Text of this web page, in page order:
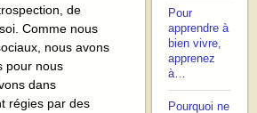
de
Comme nous
nous avons
pour nous
dans
régies par des
Pour
apprendre à
bien vivre,
apprenez
à…
Pourquoi ne